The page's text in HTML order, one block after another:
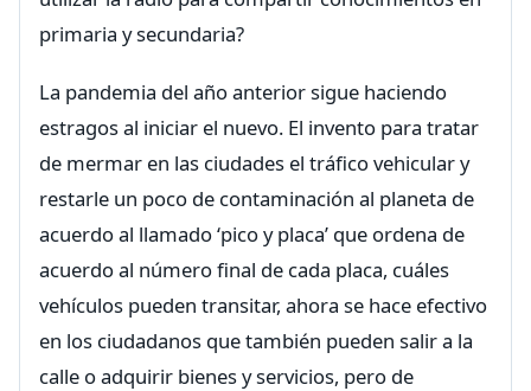
primaria y secundaria?
La pandemia del año anterior sigue haciendo
estragos al iniciar el nuevo. El invento para tratar
de mermar en las ciudades el tráfico vehicular y
restarle un poco de contaminación al planeta de
acuerdo al llamado ‘pico y placa’ que ordena de
acuerdo al número final de cada placa, cuáles
vehículos pueden transitar, ahora se hace efectivo
en los ciudadanos que también pueden salir a la
calle o adquirir bienes y servicios, pero de